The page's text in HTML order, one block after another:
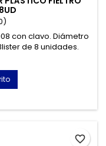
con clavo. Diámetro
de 8 unidades.
favorite_border